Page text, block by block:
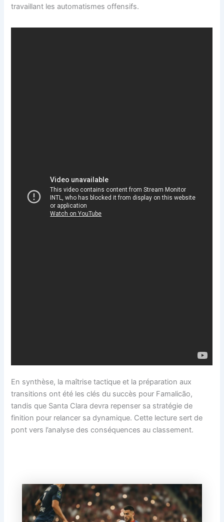
travaillant les automatismes offensifs.
En synthèse, la maîtrise tactique et la préparation aux
transitions ont été les clés du succès pour Famalicão,
tandis que Santa Clara devra repenser sa stratégie de
finition pour relancer sa dynamique. Cette lecture sert de
pont vers l’analyse des conséquences au classement.